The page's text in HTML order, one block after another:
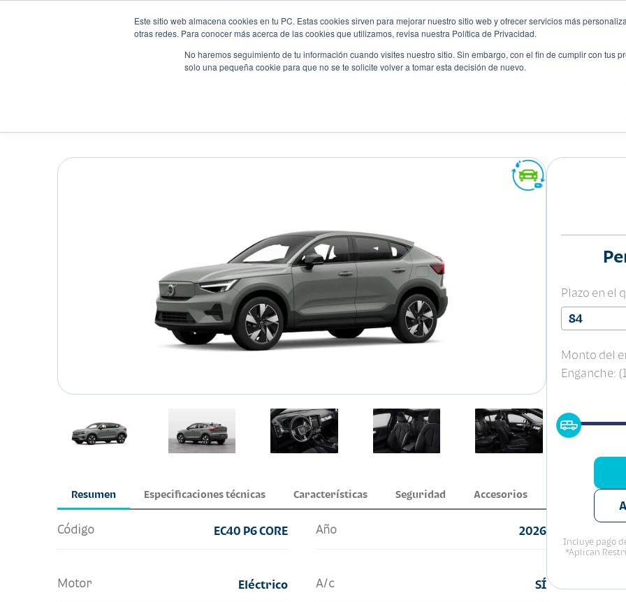
Este sitio web almacena cookies en tu PC. Estas cookies sirven para mejorar nuestro sitio web y ofrecer servicios más
otras redes. Para conocer más acerca de las cookies que utilizamos, revisa nuestra Política de Privacidad.
No haremos seguimiento de tu información cuando visites nuestro sitio. Sin embargo, con el fin de cumplir con tus
solo una pequeña cookie para que no se te solicite volver a tomar esta decisión de nuevo.
Resumen Especificaciones técnicas Características Seguridad Accesorios
Código EC40 P6 CORE Año 2026
Motor Eléctrico A/c SÍ
Plazo en el
84
Monto del
Enganche:
Incluye pago
*Aplican